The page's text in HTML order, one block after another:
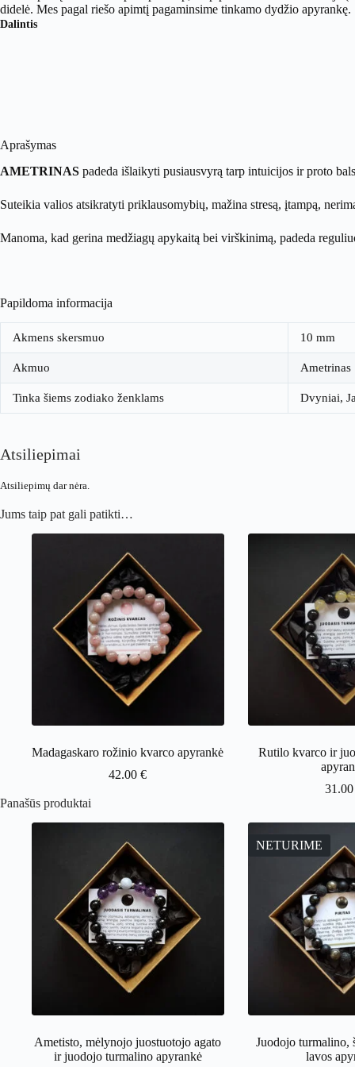
didelė. Mes pagal riešo apimtį pagaminsime tinkamo dydžio apyrankę.
Dalintis
Aprašymas
AMETRINAS padeda išlaikyti pusiausvyrą tarp intuicijos ir proto
Suteikia valios atsikratyti priklausomybių, mažina stresą, įtampą,
Manoma, kad gerina medžiagų apykaitą bei virškinimą, padeda
Papildoma informacija
Akmens skersmuo 10 mm
Akmuo Ametrinas
Tinka šiems zodiako ženklams Dvyniai,
Atsiliepimai
Atsiliepimų dar nėra.
Jums taip pat gali patikti…
Madagaskaro rožinio kvarco apyrankė
42.00€
Rutilo kvarco ir
31.00
Panašūs produktai
Ametisto, mėlynojo juostuotojo agato
ir juodojo turmalino apyrankė
NETURIME
Juodojo turmalino,
lavos